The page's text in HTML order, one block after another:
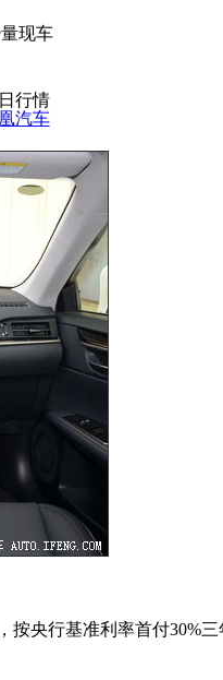
现车
行情
汽车
按央行基准利率首付30%